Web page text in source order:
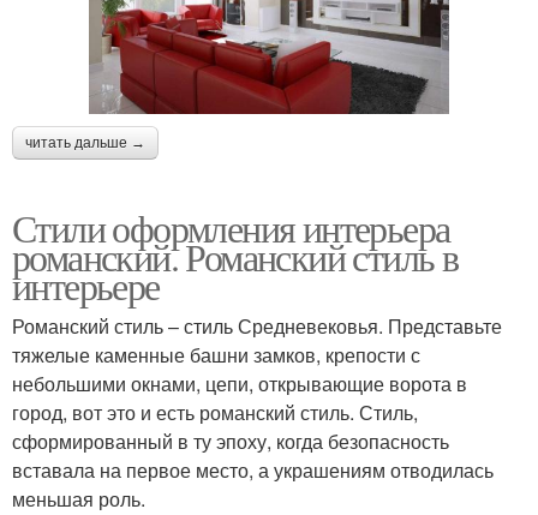
читать дальше →
Стили оформления интерьера
романский. Романский стиль в
интерьере
Романский стиль – стиль Средневековья. Представьте
тяжелые каменные башни замков, крепости с
небольшими окнами, цепи, открывающие ворота в
город, вот это и есть романский стиль. Стиль,
сформированный в ту эпоху, когда безопасность
вставала на первое место, а украшениям отводилась
меньшая роль.